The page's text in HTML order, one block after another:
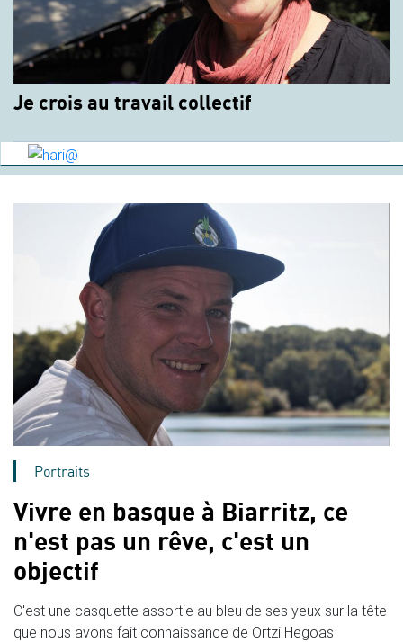
Je crois au travail collectif
Portraits
Vivre en basque à Biarritz, ce
n'est pas un rêve, c'est un
objectif
C'est une casquette assortie au bleu de ses yeux sur la tête
que nous avons fait connaissance de Ortzi Hegoas